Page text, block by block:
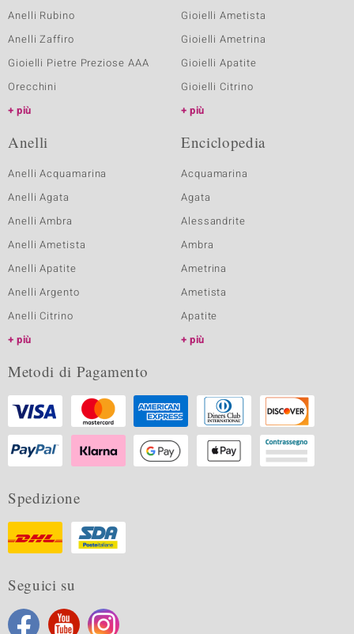
Anelli Rubino
Anelli Zaffiro
Gioielli Pietre Preziose AAA
Orecchini
più
Gioielli Ametista
Gioielli Ametrina
Gioielli Apatite
Gioielli Citrino
più
Anelli
Anelli Acquamarina
Anelli Agata
Anelli Ambra
Anelli Ametista
Anelli Apatite
Anelli Argento
Anelli Citrino
più
Enciclopedia
Acquamarina
Agata
Alessandrite
Ambra
Ametrina
Ametista
Apatite
più
Metodi di Pagamento
Spedizione
Seguici su